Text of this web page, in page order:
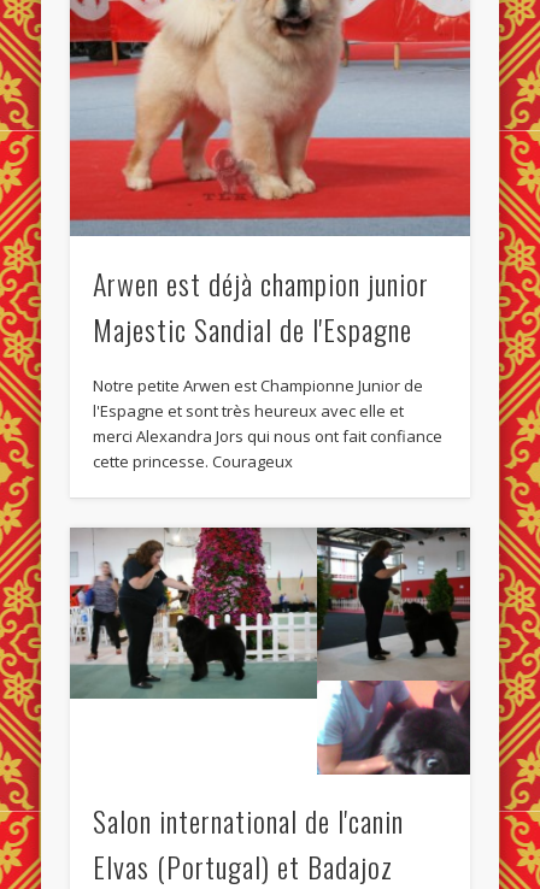
Arwen est déjà champion junior
Majestic Sandial de l'Espagne
Notre petite Arwen est Championne Junior de
l'Espagne et sont très heureux avec elle et
merci Alexandra Jors qui nous ont fait confiance
cette princesse. Courageux
Salon international de l'canin
Elvas (Portugal) et Badajoz